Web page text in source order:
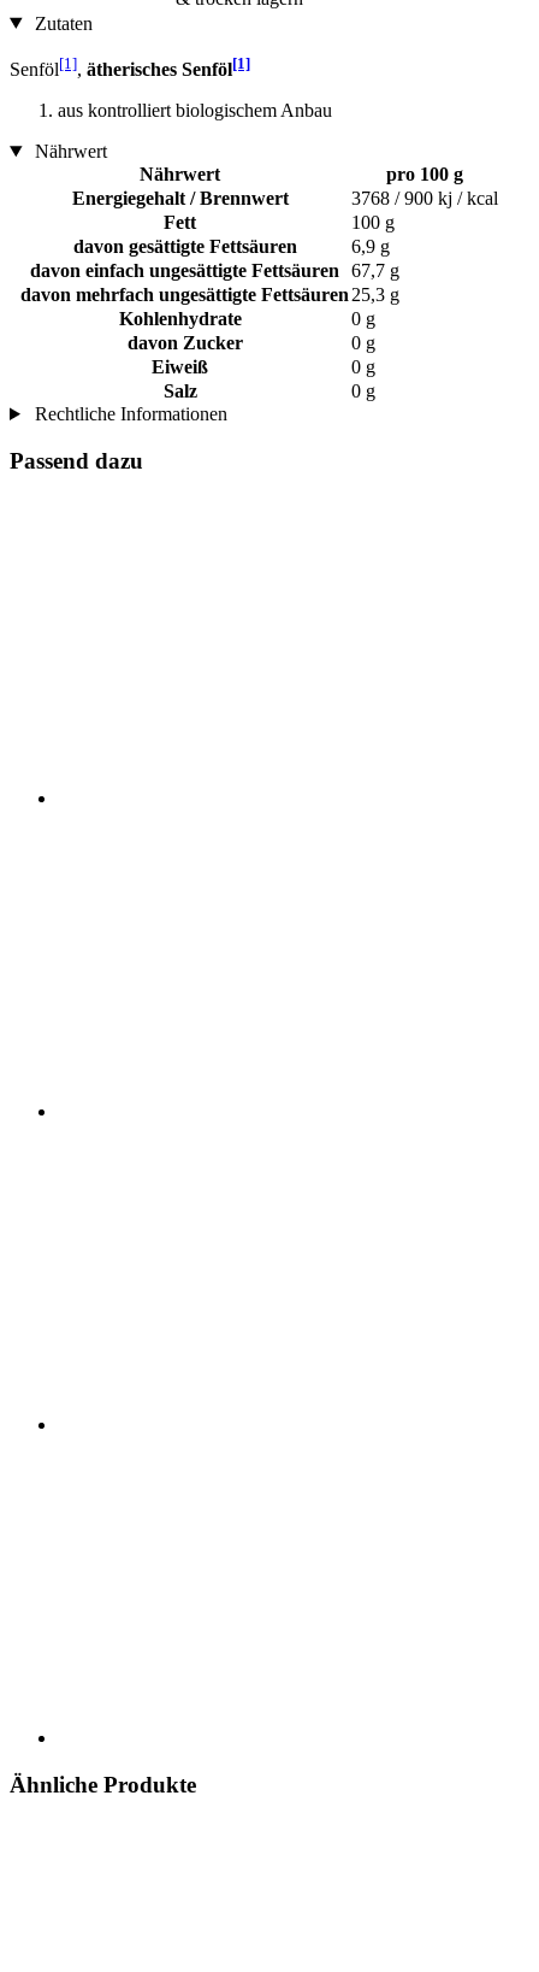
Zutaten
Senföl[1], ätherisches Senföl[1]
aus kontrolliert biologischem Anbau
Nährwert
Nährwert
pro 100 g
Energiegehalt / Brennwert
3768 / 900 kj / kcal
Fett
100 g
davon gesättigte Fettsäuren
6,9 g
davon einfach ungesättigte Fettsäuren
67,7 g
davon mehrfach ungesättigte Fettsäuren 25,3 g
Kohlenhydrate
0 g
davon Zucker
0 g
Eiweiß
0 g
Salz
0 g
Rechtliche Informationen
Passend dazu
Ähnliche Produkte